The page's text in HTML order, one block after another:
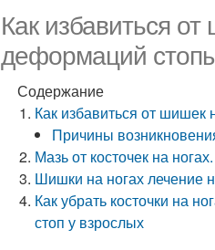
Как избавиться
деформаций
Содержание
Как избавиться от
Причины
Мазь от косточек на
Шишки на ногах лечение
Как убрать косточки на
стоп у взрослых